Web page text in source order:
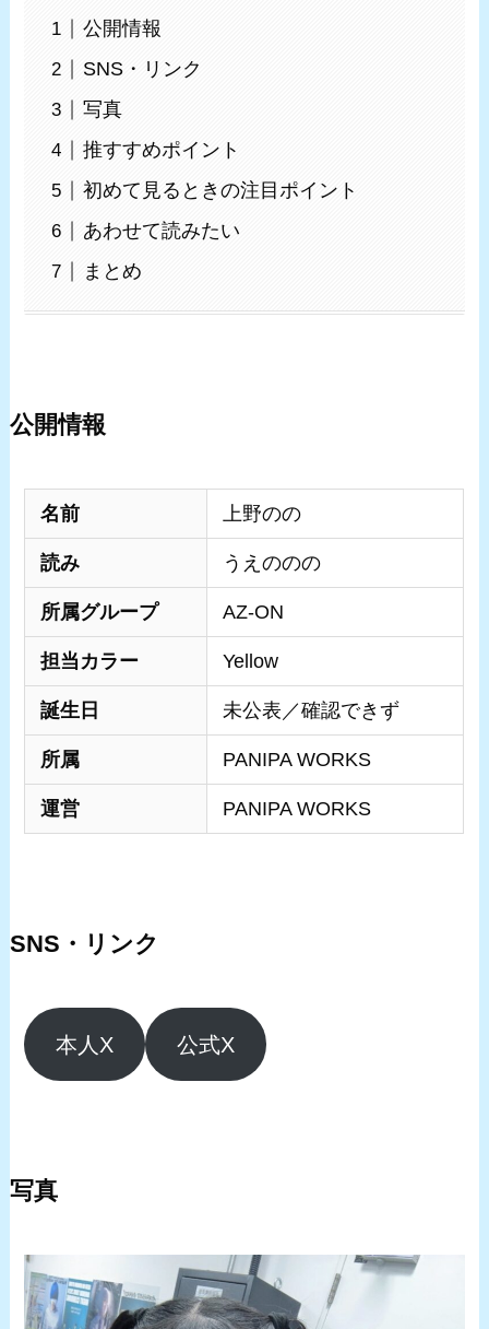
公開情報
SNS・リンク
写真
推すすめポイント
初めて見るときの注目ポイント
あわせて読みたい
まとめ
公開情報
名前 上野のの
読み うえののの
所属グループ AZ-ON
担当カラー Yellow
誕生日 未公表／確認できず
所属 PANIPA WORKS
運営 PANIPA WORKS
SNS・リンク
本人X 公式X
写真